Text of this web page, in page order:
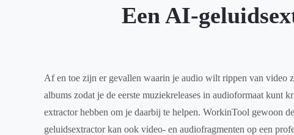
Een AI-
Af en toe zijn er gevallen waarin je audio wilt rippen van video
albums zodat je de eerste muziekreleases in audioformaat kunt
extractor hebben om je daarbij te helpen. WorkinTool gewoon
geluidsextractor kan ook video- en audiofragmenten op een